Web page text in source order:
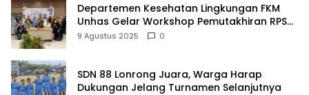
Departemen Kesehatan Lingkungan FKM
Unhas Gelar Workshop Pemutakhiran RPS
untuk Perkuat Kualitas Pendidikan
9 Agustus 2025 0
SDN 88 Lonrong Juara, Warga Harap
Dukungan Jelang Turnamen Selanjutnya